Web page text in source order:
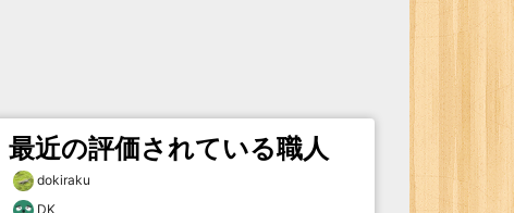
最近の評価されている職人
dokiraku
DK